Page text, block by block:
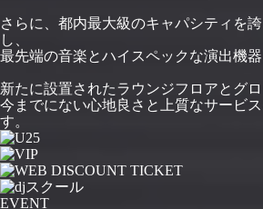
さらに、都内最大級のキャパシティを
し、
最先端の音楽とハイスペックな演出機器
新たに設置されたラウンジフロアとグロ
今までにない心地良さと上質なサービ
す。
EVENT